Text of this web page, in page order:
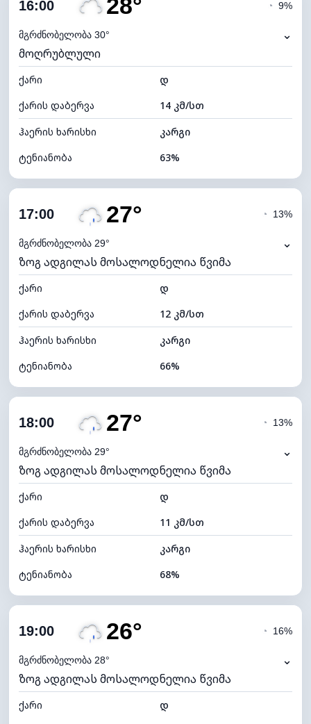
ნამის წერტილი
ხილვადობა
განათების ინდექსი 4 (მკრთალი)
ღრუბლის სიმაღლე 5680 მ
16:00 28°
მგრძნობელობა 30°
◔ 9%
⌄
მოღრუბლული
ქარი
დ
ქარის დაბერვა
14 კმ/სთ
ჰაერის ხარისხი
კარგი
ტენიანობა
63%
ღრუბლიანობა
ნამის წერტილი
ხილვადობა
10 კმ
განათების ინდექსი 4 (მკრთალი)
ღრუბლის სიმაღლე 7040 მ
17:00 27°
მგრძნობელობა 29°
◔ 13%
⌄
ზოგ ადგილას მოსალოდნელია წვიმა
ქარი
დ
ქარის დაბერვა
12 კმ/სთ
ჰაერის ხარისხი
კარგი
ტენიანობა
66%
ღრუბლიანობა
ნამის წერტილი
ხილვადობა
10 კმ
განათების ინდექსი 4 (მკრთალი)
ღრუბლის სიმაღლე 5600 მ
18:00 27°
მგრძნობელობა 29°
◔ 13%
⌄
ზოგ ადგილას მოსალოდნელია წვიმა
ქარი
დ
ქარის დაბერვა
11 კმ/სთ
ჰაერის ხარისხი
კარგი
ტენიანობა
68%
ღრუბლიანობა
ნამის წერტილი
ხილვადობა
10 კმ
განათების ინდექსი 4 (მკრთალი)
19:00 26°
მგრძნობელობა 28°
◔ 16%
⌄
ზოგ ადგილას მოსალოდნელია წვიმა
ქარი
დ